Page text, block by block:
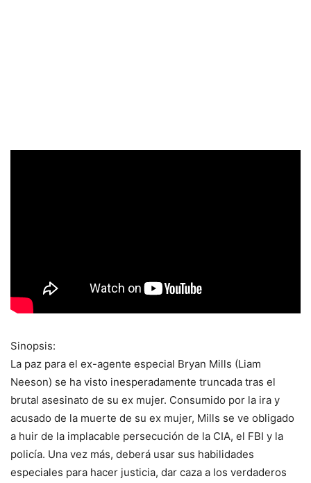
Sinopsis:
La paz para el ex-agente especial Bryan Mills (Liam
Neeson) se ha visto inesperadamente truncada tras el
brutal asesinato de su ex mujer. Consumido por la ira y
acusado de la muerte de su ex mujer, Mills se ve obligado
a huir de la implacable persecución de la CIA, el FBI y la
policía. Una vez más, deberá usar sus habilidades
especiales para hacer justicia, dar caza a los verdaderos